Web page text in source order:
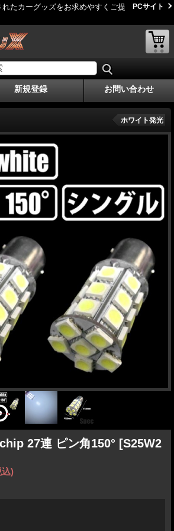
たカーグッズをお求めやすくご提
PCサイト
新規登録 お問い合わせ
ホワイト発光
27連 ピン角150° [S25W2
込)